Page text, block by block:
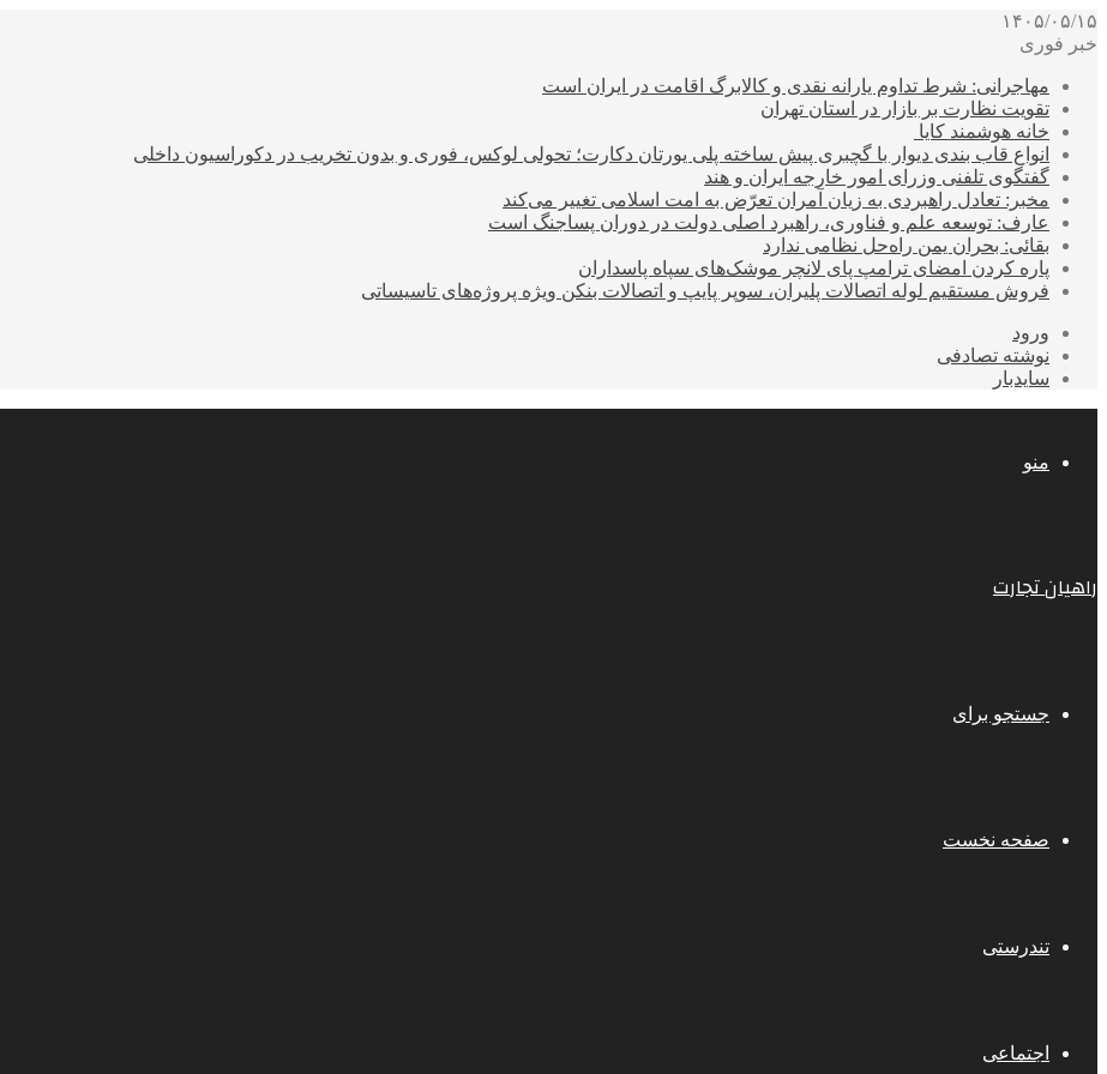
۱۴۰۵/۰۵/۱۵
خبر فوری
مهاجرانی: شرط تداوم یارانه نقدی و کالابرگ اقامت در ایران است
تقویت نظارت بر بازار در استان تهران
خانه هوشمند کایا
انواع قاب بندی دیوار با گچبری پیش ساخته پلی یورتان دکارت؛ تحولی لوکس، فوری و بدون تخریب در دکوراسیون داخلی
گفتگوی تلفنی وزرای امور خارجه ایران و هند
مخبر: تعادل راهبردی به زیان آمران تعرّض به امت اسلامی تغییر می‌کند
عارف: توسعه علم و فناوری، راهبرد اصلی دولت در دوران پساجنگ است
بقائی: بحران یمن راه‌حل نظامی ندارد
پاره کردن امضای ترامپ پای لانچر موشک‌های سپاه پاسداران
فروش مستقیم لوله اتصالات پلیران، سوپر پایپ و اتصالات بنکن ویژه پروژه‌های تاسیساتی
ورود
نوشته تصادفی
سایدبار
منو
راهیان تجارت
جستجو برای
صفحه نخست
تندرستی
اجتماعی